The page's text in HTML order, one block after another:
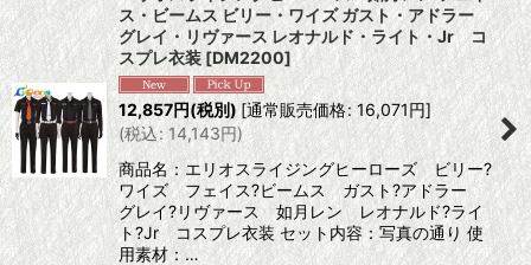
ス・ビームス ビリー・ワイズ ガスト・アドラー
グレイ・リヴァース レオナルド・ライト・Jr コ
スプレ衣装 [DM2200]
12,857円(税別) [通常販売価格: 16,071円]
(税込: 14,143円)
商品名：エリオスライジングヒーローズ ビリー?
ワイズ フェイス?ビームス ガスト?アドラー
グレイ?リヴァース 如月レン レオナルド?ライ
ト?Jr コスプレ衣装 セット内容：写真の通り 使
用素材：…